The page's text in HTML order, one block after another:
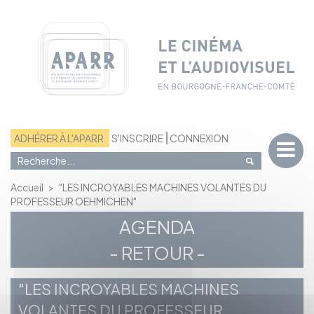
ADHÉRER À L'APARR S'INSCRIRE CONNEXION
Accueil > "LES INCROYABLES MACHINES VOLANTES DU
PROFESSEUR OEHMICHEN"
AGENDA
- RETOUR -
"LES INCROYABLES MACHINES